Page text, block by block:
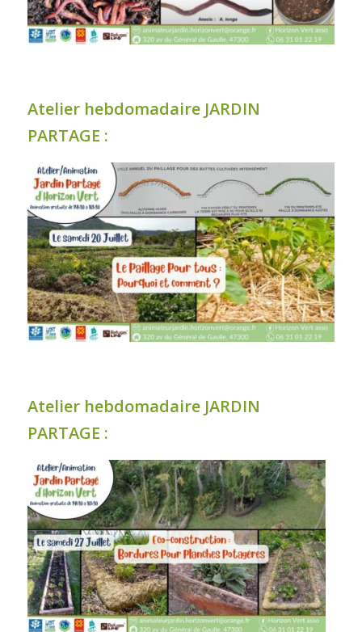
Atelier hebdomadaire JARDIN
PARTAGE :
Atelier hebdomadaire JARDIN
PARTAGE :